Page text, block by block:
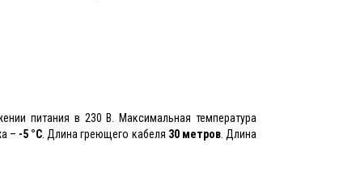
питания в 230 В. Максимальная температура
– -5 °С . Длина греющего кабеля 30 метров. Длина